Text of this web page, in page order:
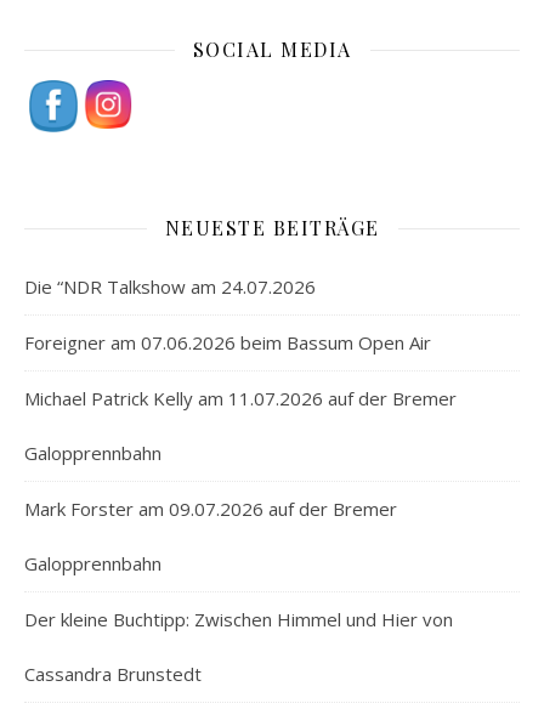
SOCIAL MEDIA
NEUESTE BEITRÄGE
Die “NDR Talkshow am 24.07.2026
Foreigner am 07.06.2026 beim Bassum Open Air
Michael Patrick Kelly am 11.07.2026 auf der Bremer
Galopprennbahn
Mark Forster am 09.07.2026 auf der Bremer
Galopprennbahn
Der kleine Buchtipp: Zwischen Himmel und Hier von
Cassandra Brunstedt